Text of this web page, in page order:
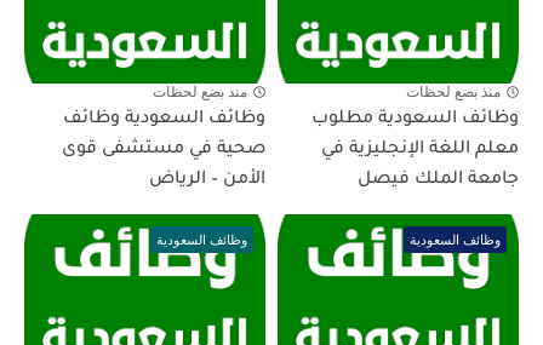
منذ بضع لحظات
وظائف السعودية مطلوب
معلم اللغة الإنجليزية في
جامعة الملك فيصل
منذ بضع لحظات
وظائف السعودية وظائف
صحية في مستشفى قوى
الأمن – الرياض
وظائف السعودية وظائف السعودية